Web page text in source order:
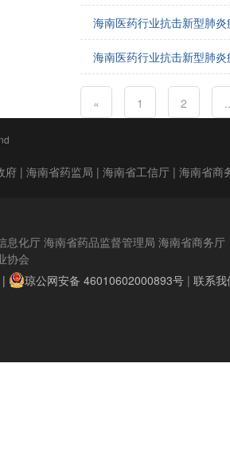
海南医药行业抗击新型肺
海南医药行业抗击新型肺
« 1 2
府 | 海南省药监局 | 海南省工信厅 | 海南省商
息化厅 海南省药品监督管理局 海南省商务厅
协会
琼公网安备 46010602000893号 | 联系我